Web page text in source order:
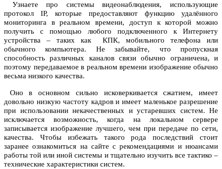
Узнаете про системы видеонаблюдения, использующие
протокол IР, которые предоставляют функцию удалённого
мониторинга в реальном времени, доступ к которой можно
получить с помощью любого подключенного к Интернету
устройства – таких как КПК, мобильного телефона или
обычного компьютера. Не забывайте, что пропускная
способность различных каналов связи обычно ограничена, и
поэтому передаваемое в реальном времени изображение обычно
весьма низкого качества.
Оно в основном сильно исковеркивается сжатием, имеет
довольно низкую частоту кадров и имеет маленькое разрешение
при использовании некачественных и устаревших систем. Не
исключается возможность, когда на локальном сервере
записывается изображение лучшего, чем при передаче по сети,
качества. Чтобы избежать такого рода последствий стоит
заранее ознакомиться на сайте с рекомендациями и нюансами
работы той или иной системы и тщательно изучить все тактико –
технические характеристики систем.